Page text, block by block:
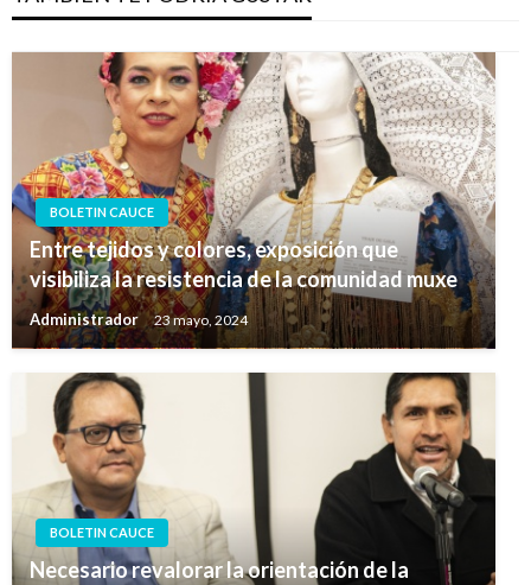
BOLETIN CAUCE
Entre tejidos y colores, exposición que
visibiliza la resistencia de la comunidad muxe
Administrador 23 mayo, 2024
BOLETIN CAUCE
Necesario revalorar la orientación de la